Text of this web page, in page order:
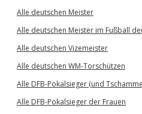
Alle deutschen Meister
Alle deutschen Meister im Fußball
Alle deutschen Vizemeister
Alle deutschen WM-Torschützen
Alle DFB-Pokalsieger (und
Alle DFB-Pokalsieger der Frauen